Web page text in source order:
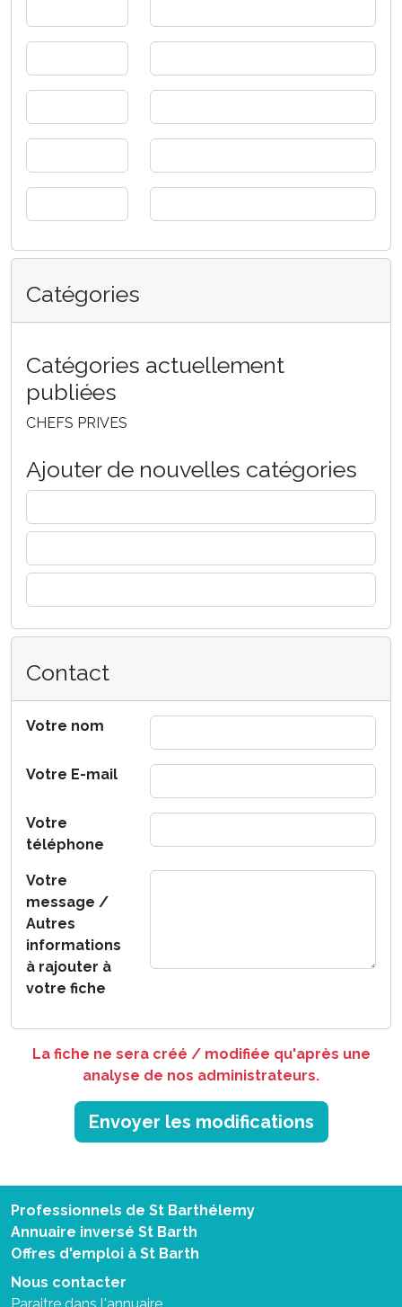
Catégories
Catégories actuellement
publiées
CHEFS PRIVES
Ajouter de nouvelles catégories
Contact
Votre nom
Votre E-mail
Votre
téléphone
Votre
message /
Autres
informations
à rajouter à
votre fiche
La fiche ne sera créé / modifiée qu'après une
analyse de nos administrateurs.
Envoyer les modifications
Professionnels de St Barthélemy
Annuaire inversé St Barth
Offres d'emploi à St Barth
Nous contacter